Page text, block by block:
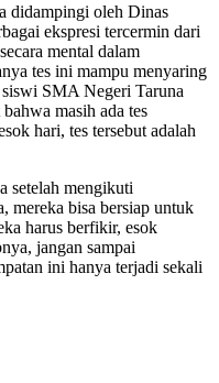
didampingi oleh Dinas
ekspresi tercermin dari
mental dalam
tes ini mampu menyaring
SMA Negeri Taruna
masih ada tes
hari, tes tersebut adalah
setelah mengikuti
mereka bisa bersiap untuk
harus berfikir, esok
jangan sampai
ini hanya terjadi sekali